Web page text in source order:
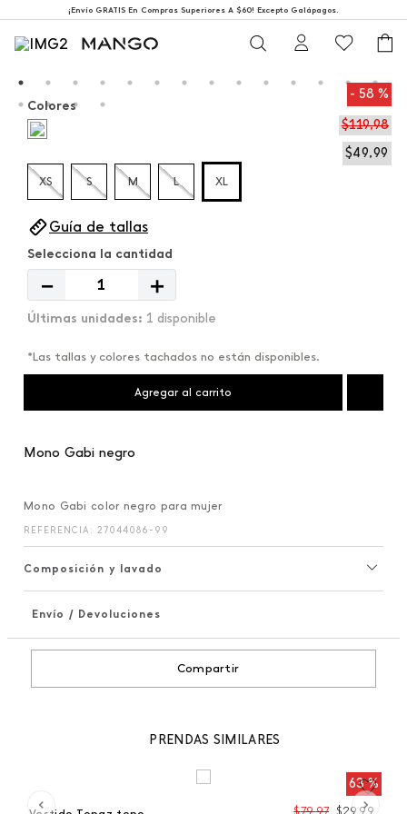
¡Envío GRATIS En Compras Superiores A $60! Excepto Galápagos.
58 %
$119,98
$49,99
Colores
XS S M L XL
Guía de tallas
＋
－
1 disponible
*Las tallas y colores tachados no están disponibles.
Agregar al carrito
Mono Gabi negro
Mono Gabi color negro para mujer
REFERENCIA : 27044086-99
Composición y lavado
Envío / Devoluciones
Compartir
PRENDAS SIMILARES
63 %
$79,97 $29 99